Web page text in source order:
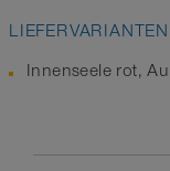
LIEFERVARIANTEN
Innenseele rot,